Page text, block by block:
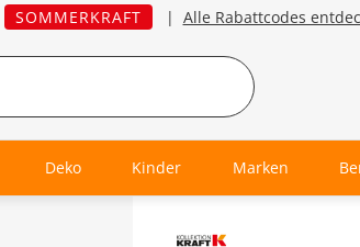
SOMMERKRAFT | Alle Rabattcodes
Deko Kinder Marken
Inhalt der Seitenleiste